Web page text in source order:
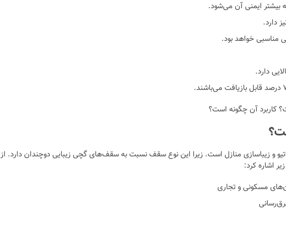
بیشتر ایمنی آن می‌شود.
دارد.
مناسبی خواهد بود.
دارد.
و زیباسازی منازل است. زیرا این نوع سقف نسبت به سقف‌های گچی زیبایی دوچندان دارد. از
اشاره کرد:
مسکونی و تجاری